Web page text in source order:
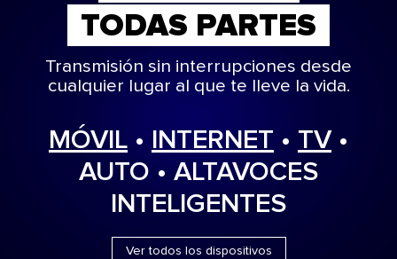
TODAS PARTES
Transmisión sin interrupciones desde
cualquier lugar al que te lleve la vida.
MÓVIL • INTERNET • TV•
AUTO • ALTAVOCES
INTELIGENTES
Ver todos los dispositivos